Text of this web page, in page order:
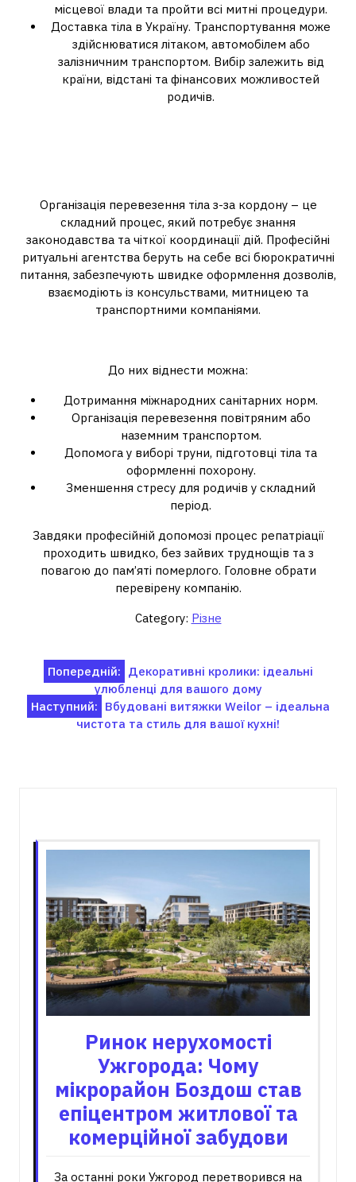
місцевої влади та пройти всі митні процедури.
Доставка тіла в Україну. Транспортування може
здійснюватися літаком, автомобілем або
залізничним транспортом. Вибір залежить від
країни, відстані та фінансових можливостей
родичів.
Організація перевезення тіла з-за кордону – це
складний процес, який потребує знання
законодавства та чіткої координації дій. Професійні
ритуальні агентства беруть на себе всі бюрократичні
питання, забезпечують швидке оформлення дозволів,
взаємодіють із консульствами, митницею та
транспортними компаніями.
До них віднести можна:
Дотримання міжнародних санітарних норм.
Організація перевезення повітряним або
наземним транспортом.
Допомога у виборі труни, підготовці тіла та
оформленні похорону.
Зменшення стресу для родичів у складний
період.
Завдяки професійній допомозі процес репатріації
проходить швидко, без зайвих труднощів та з
повагою до пам’яті померлого. Головне обрати
перевірену компанію.
Category: Різне
Навігація
записів
Попередній: Декоративні кролики: ідеальні
улюбленці для вашого дому
Наступний: Вбудовані витяжки Weilor – ідеальна
чистота та стиль для вашої кухні!
Ринок нерухомості
Ужгорода: Чому
мікрорайон Боздош став
епіцентром житлової та
комерційної забудови
За останні роки Ужгород перетворився на